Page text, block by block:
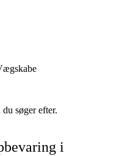
søger efter.
i